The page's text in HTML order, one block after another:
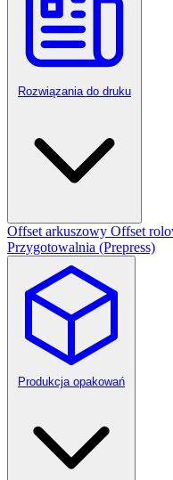
Rozwiązania do druku
Offset arkuszowy Offset
Przygotowalnia (Prepress)
Produkcja opakowań